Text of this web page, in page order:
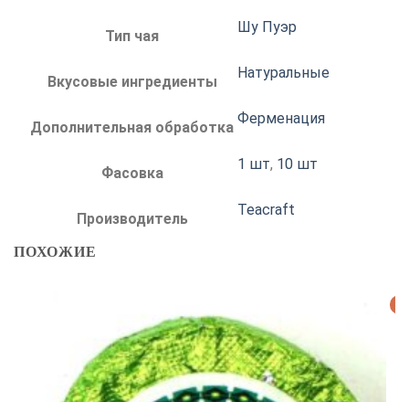
Тип чая
Шу Пуэр
Вкусовые ингредиенты
Натуральные
Дополнительная обработка
Ферменация
Фасовка
1 шт, 10 шт
Производитель
Teacraft
ПОХОЖИЕ